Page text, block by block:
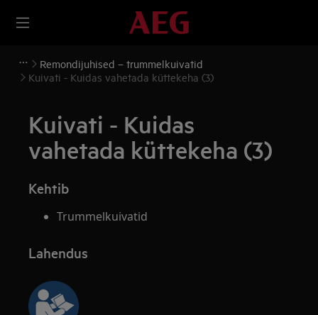
Remondijuhised – trummelkuivatid
Kuivati - Kuidas vahetada küttekeha (3)
Kuivati - Kuidas
vahetada küttekeha (3)
Kehtib
Trummelkuivatid
Lahendus